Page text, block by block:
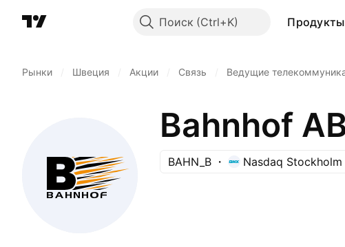
Поиск Продукты
Рынки Швеция Акции Связь Ведущие
Bahnhof
BAHN_B Nasdaq Stockholm